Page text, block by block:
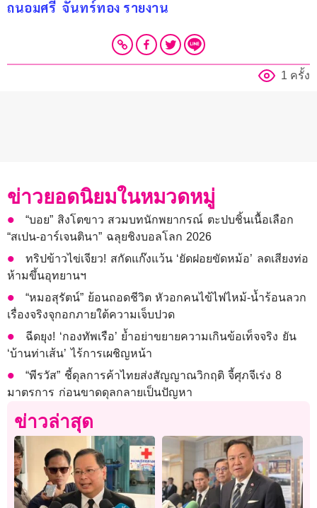
ถนอมศรี  จันทร์ทอง รายงาน
1 ครั้ง
ข่าวยอดนิยมในหมวดหมู่
“บอย” สิงโตขาว สวมบทนักพยากรณ์ ตะปบชิ้นเนื้อเลือก
“สเปน-อาร์เจนตินา” ฉลุยชิงบอลโลก 2026
ทริปข้าวไข่เจียว! สกัดแก๊งแว้น ‘ยัดฝอยขัดหม้อ’ ลดเสียงท่อ
ห้ามขึ้นอุทยานฯ
“หมอสุรัตน์” ย้อนถอดชีวิต หัวอกคนไข้ไฟไหม้-น้ำร้อนลวก
เรื่องจริงจุกอกภายใต้ความเจ็บปวด
ฉีดยุง! ‘กองทัพเรือ’ ย้ำอย่าขยายความเกินข้อเท็จจริง ยัน
‘บ้านท่าเส้น’ ไร้การเผชิญหน้า
“พีรวัส” ชี้ดุลการค้าไทยส่งสัญญาณวิกฤติ จี้ศุภจีเร่ง 8
มาตรการ ก่อนขาดดุลกลายเป็นปัญหา
ข่าวล่าสุด